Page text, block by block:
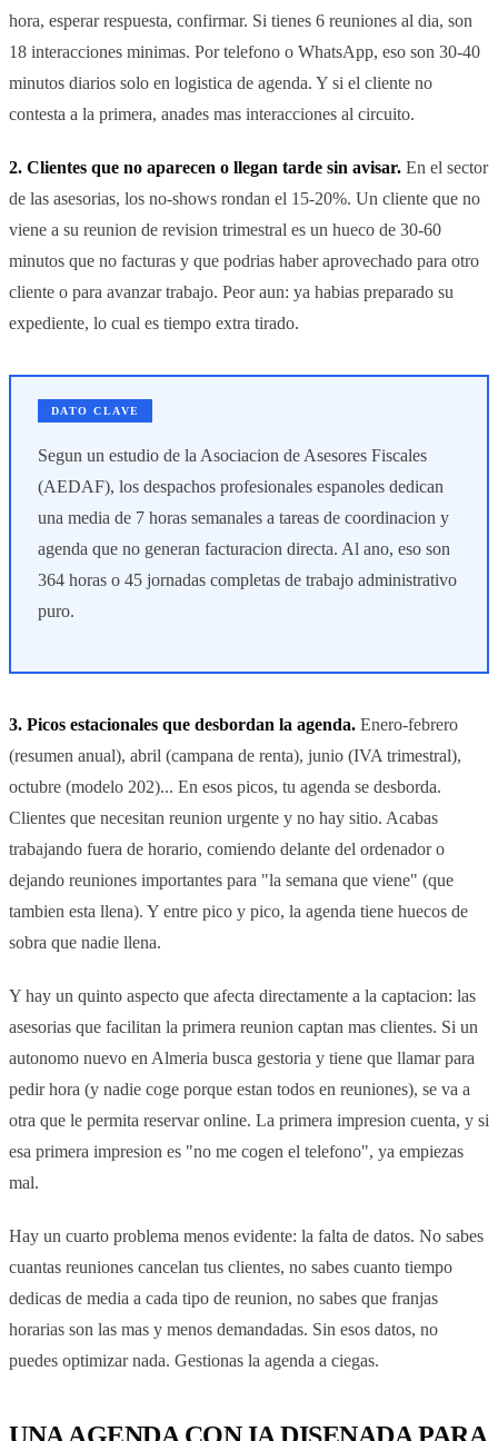
hora, esperar respuesta, confirmar. Si tienes 6 reuniones al dia, son
18 interacciones minimas. Por telefono o WhatsApp, eso son 30-40
minutos diarios solo en logistica de agenda. Y si el cliente no
contesta a la primera, anades mas interacciones al circuito.
2. Clientes que no aparecen o llegan tarde sin avisar. En el sector
de las asesorias, los no-shows rondan el 15-20%. Un cliente que no
viene a su reunion de revision trimestral es un hueco de 30-60
minutos que no facturas y que podrias haber aprovechado para otro
cliente o para avanzar trabajo. Peor aun: ya habias preparado su
expediente, lo cual es tiempo extra tirado.
DATO CLAVE
Segun un estudio de la Asociacion de Asesores Fiscales
(AEDAF), los despachos profesionales espanoles dedican
una media de 7 horas semanales a tareas de coordinacion y
agenda que no generan facturacion directa. Al ano, eso son
364 horas o 45 jornadas completas de trabajo administrativo
puro.
3. Picos estacionales que desbordan la agenda. Enero-febrero
(resumen anual), abril (campana de renta), junio (IVA trimestral),
octubre (modelo 202)... En esos picos, tu agenda se desborda.
Clientes que necesitan reunion urgente y no hay sitio. Acabas
trabajando fuera de horario, comiendo delante del ordenador o
dejando reuniones importantes para "la semana que viene" (que
tambien esta llena). Y entre pico y pico, la agenda tiene huecos de
sobra que nadie llena.
Y hay un quinto aspecto que afecta directamente a la captacion: las
asesorias que facilitan la primera reunion captan mas clientes. Si un
autonomo nuevo en Almeria busca gestoria y tiene que llamar para
pedir hora (y nadie coge porque estan todos en reuniones), se va a
otra que le permita reservar online. La primera impresion cuenta, y si
esa primera impresion es "no me cogen el telefono", ya empiezas
mal.
Hay un cuarto problema menos evidente: la falta de datos. No sabes
cuantas reuniones cancelan tus clientes, no sabes cuanto tiempo
dedicas de media a cada tipo de reunion, no sabes que franjas
horarias son las mas y menos demandadas. Sin esos datos, no
puedes optimizar nada. Gestionas la agenda a ciegas.